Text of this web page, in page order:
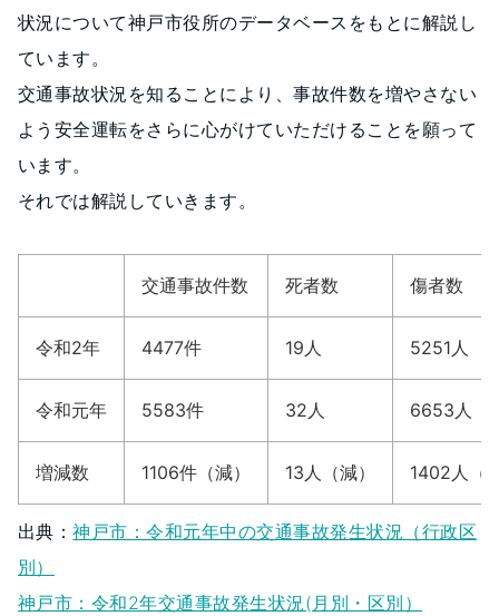
状況について神戸市役所のデータベースをもとに解説し
ています。
交通事故状況を知ることにより、事故件数を増やさない
よう安全運転をさらに心がけていただけることを願って
います。
それでは解説していきます。
交通事故件数 死者数 傷者数
令和2年 4477件 19人 5251人
令和元年 5583件 32人 6653人
増減数 1106件（減） 13人（減） 1402人（
出典：神戸市：令和元年中の交通事故発生状況（行政区
別）
神戸市：令和2年交通事故発生状況(月別・区別）